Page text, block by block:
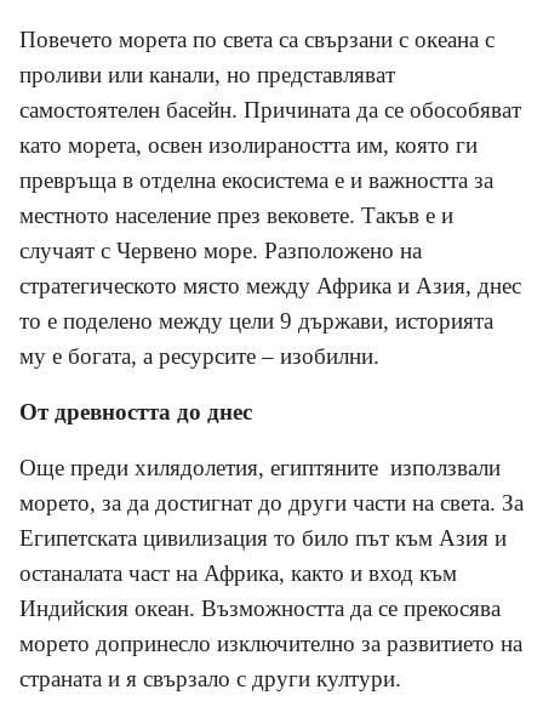
Повечето морета по света са свързани с океана с
проливи или канали, но представляват
самостоятелен басейн. Причината да се обособяват
като морета, освен изолираността им, която ги
превръща в отделна екосистема е и важността за
местното население през вековете. Такъв е и
случаят с Червено море. Разположено на
стратегическото място между Африка и Азия, днес
то е поделено между цели 9 държави, историята
му е богата, а ресурсите – изобилни.
От древността до днес
Още преди хилядолетия, египтяните използвали
морето, за да достигнат до други части на света. За
Египетската цивилизация то било път към Азия и
останалата част на Африка, както и вход към
Индийския океан. Възможността да се прекосява
морето допринесло изключително за развитието на
страната и я свързало с други култури.